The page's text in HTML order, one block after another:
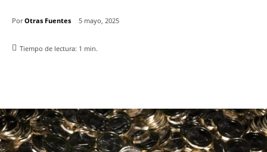
Por Otras Fuentes 5 mayo, 2025
Tiempo de lectura: 1 min.